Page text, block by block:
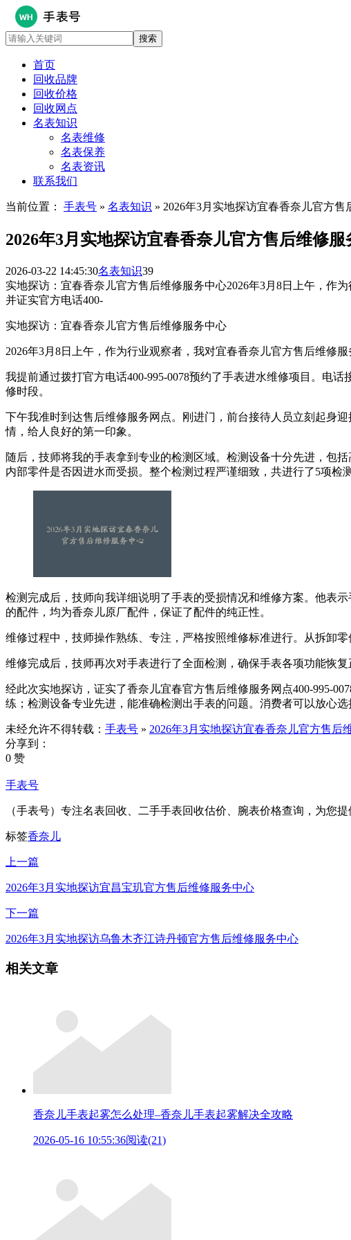
首页
回收品牌
回收价格
回收网点
名表知识
名表维修
名表保养
名表资讯
联系我们
当前位置： 手表号 » 名表知识 » 2026年3月实地探访宜春香奈儿官方售
2026年3月实地探访宜春香奈儿官方售后维修服
2026-03-22 14:45:30名表知识39
实地探访：宜春香奈儿官方售后维修服务中心2026年3月8日上午，作
并证实官方电话400-
实地探访：宜春香奈儿官方售后维修服务中心
2026年3月8日上午，作为行业观察者，我对宜春香奈儿官方售后维修
我提前通过拨打官方电话400-995-0078预约了手表进水维修项目。电
修时段。
下午我准时到达售后维修服务网点。刚进门，前台接待人员立刻起身
情，给人良好的第一印象。
随后，技师将我的手表拿到专业的检测区域。检测设备十分先进，包
内部零件是否因进水而受损。整个检测过程严谨细致，共进行了5项检
检测完成后，技师向我详细说明了手表的受损情况和维修方案。他表
的配件，均为香奈儿原厂配件，保证了配件的纯正性。
维修过程中，技师操作熟练、专注，严格按照维修标准进行。从拆卸
维修完成后，技师再次对手表进行了全面检测，确保手表各项功能恢
经此次实地探访，证实了香奈儿宜春官方售后维修服务网点400-995-
练；检测设备专业先进，能准确检测出手表的问题。消费者可以放心
未经允许不得转载： 手表号 » 2026年3月实地探访宜春香奈儿官方售后
分享到：
0 赞
手表号
（手表号）专注名表回收、二手手表回收估价、腕表价格查询，为您
标签香奈儿
上一篇
2026年3月实地探访宜昌宝玑官方售后维修服务中心
下一篇
2026年3月实地探访乌鲁木齐江诗丹顿官方售后维修服务中心
相关文章
香奈儿手表起雾怎么处理–香奈儿手表起雾解决全攻略
2026-05-16 10:55:36阅读(21)